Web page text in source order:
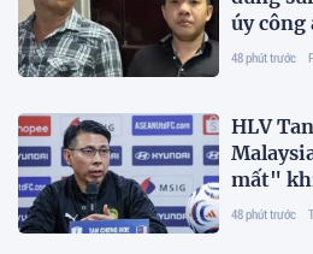
úy
48 phút trước
HLV
mất"
Việt
48 phút trước